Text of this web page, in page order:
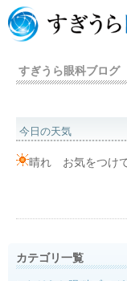
すぎうら眼科ブログ
今日の天気
晴れ お気をつけ
カテゴリ一覧